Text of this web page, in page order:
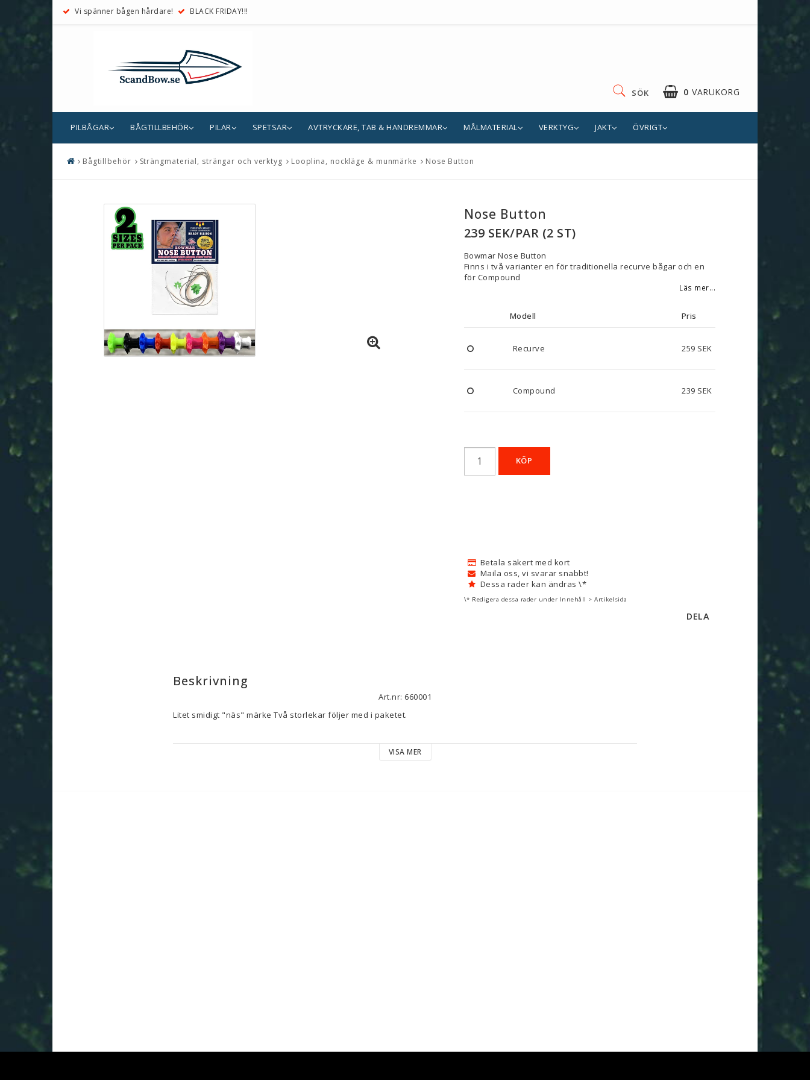
Vi spänner bågen hårdare! BLACK FRIDAY!!!
0 VARUKORG
SÖK
PILBÅGAR BÅGTILLBEHÖR PILAR SPETSAR AVTRYCKARE, TAB & HANDREMMAR MÅLMATERIAL VERKTYG JAKT ÖVRIGT
Bågtillbehör Strängmaterial, strängar och verktyg Looplina, nockläge & munmärke Nose Button
Nose Button
239 SEK/PAR (2 ST)
Bowmar Nose Button
Finns i två varianter en för traditionella recurve bågar och en
för Compound
Läs mer...
Modell Pris
Recurve 259 SEK
Compound 239 SEK
KÖP
Betala säkert med kort
Maila oss, vi svarar snabbt!
Dessa rader kan ändras \*
\* Redigera dessa rader under Innehåll > Artikelsida
DELA
Beskrivning
Art.nr: 660001
Litet smidigt "näs" märke Två storlekar följer med i paketet.
Fäster enkelt på strängen och knyts fast. .
VISA MER